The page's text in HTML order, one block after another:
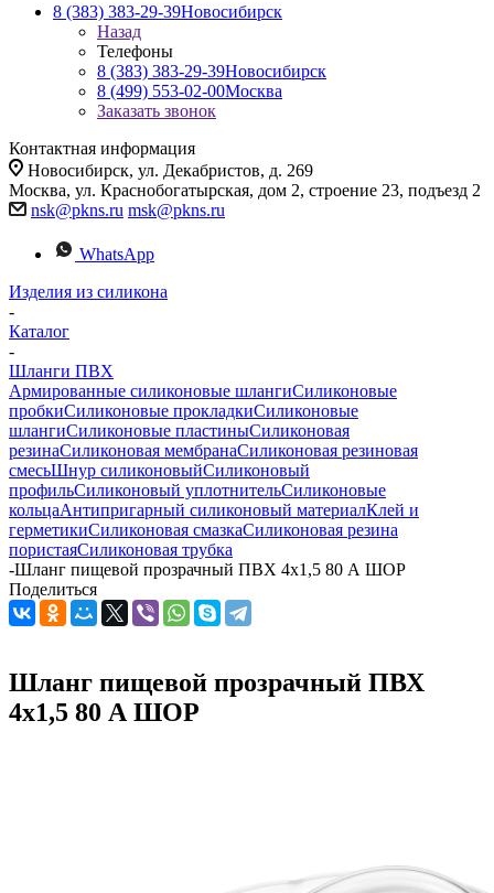
8 (383) 383-29-39Новосибирск
Назад
Телефоны
8 (383) 383-29-39Новосибирск
8 (499) 553-02-00Москва
Заказать звонок
Контактная информация
Новосибирск, ул. Декабристов, д. 269
Москва, ул. Краснобогатырская, дом 2, строение 23, подъезд 2
nsk@pkns.ru msk@pkns.ru
WhatsApp
Изделия из силикона
-
Каталог
-
Шланги ПВХ
Армированные силиконовые шлангиСиликоновые
пробкиСиликоновые прокладкиСиликоновые
шлангиСиликоновые пластиныСиликоновая
резинаСиликоновая мембранаСиликоновая резиновая
смесьШнур силиконовыйСиликоновый
профильСиликоновый уплотнительСиликоновые
кольцаАнтипригарный силиконовый материалКлей и
герметикиСиликоновая смазкаСиликоновая резина
пористаяСиликоновая трубка
-Шланг пищевой прозрачный ПВХ 4х1,5 80 А ШОР
Поделиться
Шланг пищевой прозрачный ПВХ
4х1,5 80 А ШОР